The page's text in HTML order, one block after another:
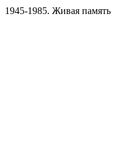
1945-1985. Живая память